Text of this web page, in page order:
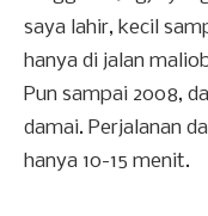
saya lahir, kecil
hanya di jalan
Pun sampai 2008,
damai. Perjalanan
hanya 10-15 menit.